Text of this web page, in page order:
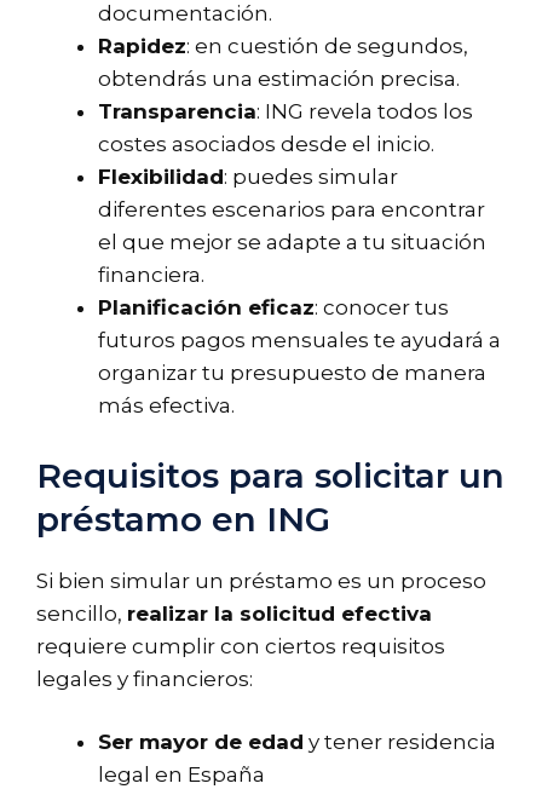
documentación.
Rapidez: en cuestión de segundos,
obtendrás una estimación precisa.
Transparencia: ING revela todos los
costes asociados desde el inicio.
Flexibilidad: puedes simular
diferentes escenarios para encontrar
el que mejor se adapte a tu situación
financiera.
Planificación eficaz: conocer tus
futuros pagos mensuales te ayudará a
organizar tu presupuesto de manera
más efectiva.
Requisitos para solicitar un
préstamo en ING
Si bien simular un préstamo es un proceso
sencillo, realizar la solicitud efectiva
requiere cumplir con ciertos requisitos
legales y financieros:
Ser mayor de edad y tener residencia
legal en España